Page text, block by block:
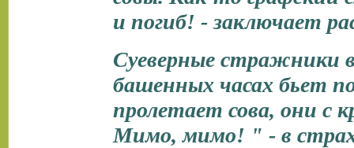
и погиб! - заключает
Суеверные стражники
башенных часах бьет
пролетает сова, они с
Мимо, мимо! " - в